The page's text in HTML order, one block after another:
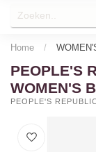
Home /
PEOPLE'S
WOMEN'S
PEOPLE'S